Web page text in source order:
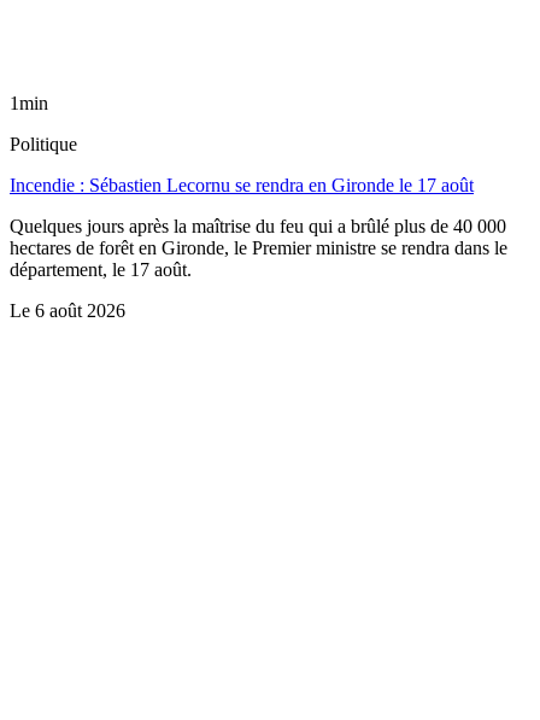
1min
Politique
Incendie : Sébastien Lecornu se rendra en Gironde le 17 août
Quelques jours après la maîtrise du feu qui a brûlé plus de 40 000
hectares de forêt en Gironde, le Premier ministre se rendra dans le
département, le 17 août.
Le 6 août 2026